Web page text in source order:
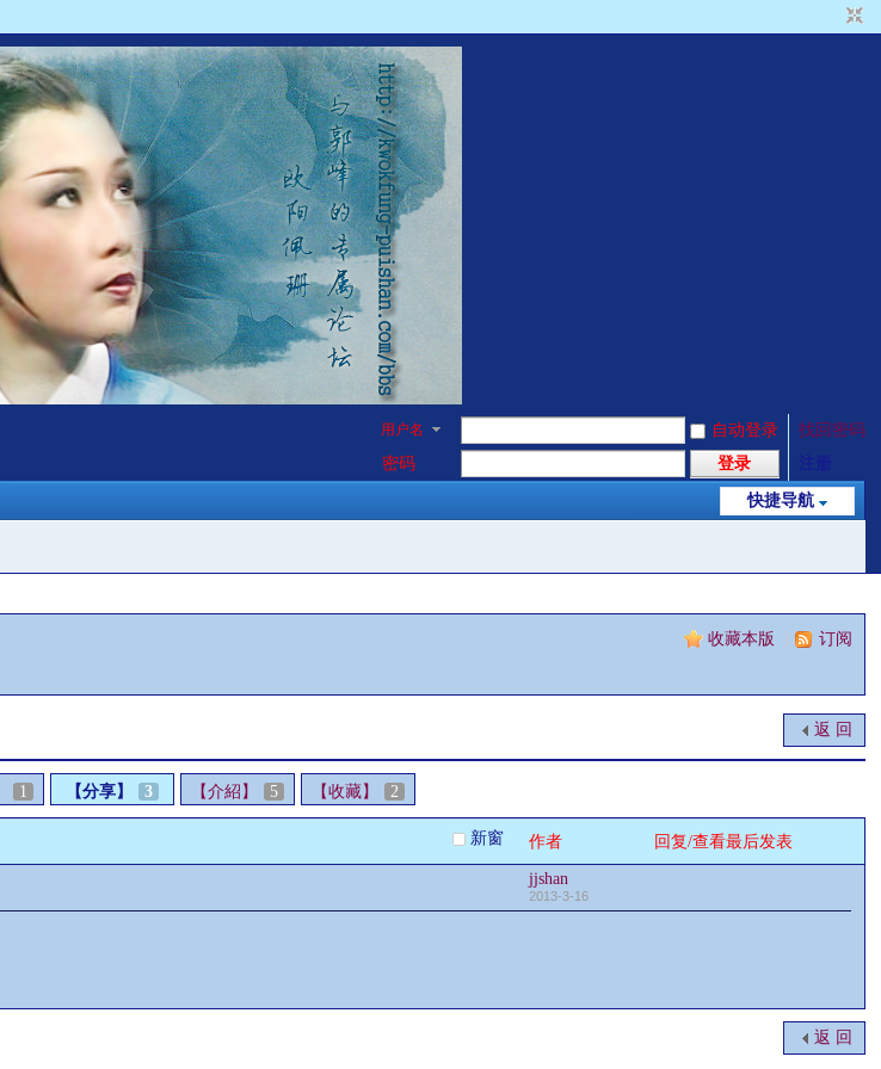
用户名 自动登录
找回密码
密码
登录
快捷导航
收藏本版 订阅
返 回
1 【分享】 3 【介紹】 5 【收藏】 2
新窗 作者 回复/查看最后发表
jjshan
2013-3-16
返 回